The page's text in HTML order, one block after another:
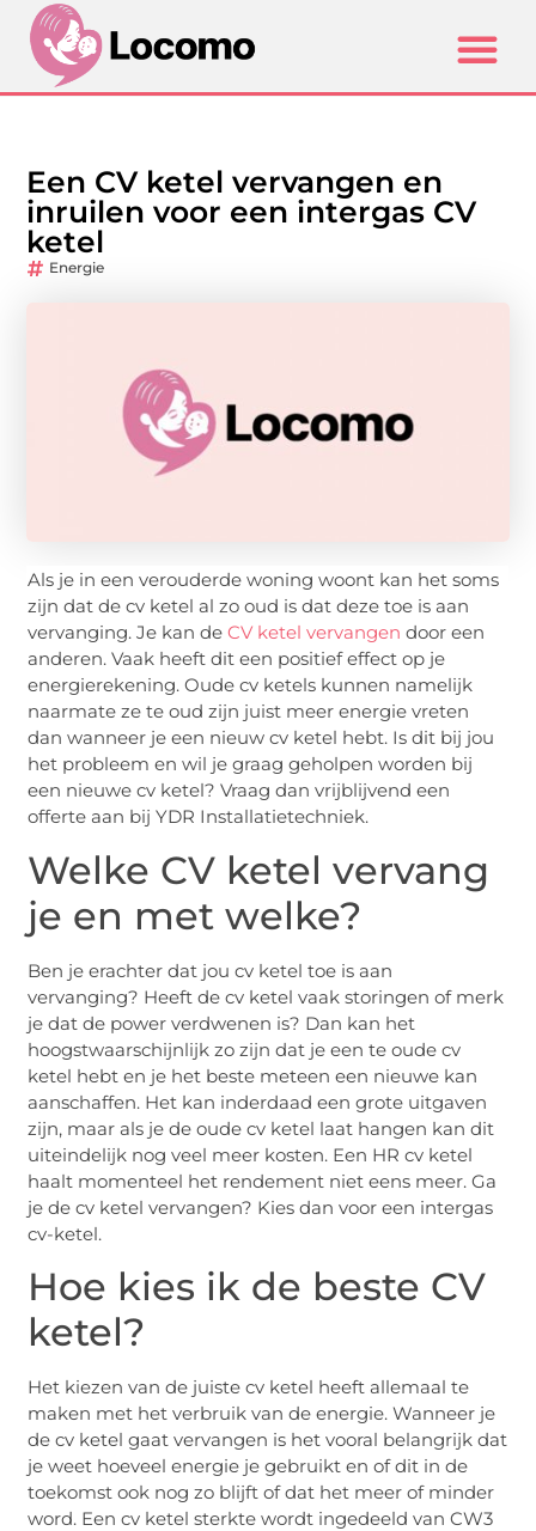
Een CV ketel vervangen en
inruilen voor een intergas CV
ketel
Energie
Als je in een verouderde woning woont kan het soms
zijn dat de cv ketel al zo oud is dat deze toe is aan
vervanging. Je kan deCV ketel vervangen door een
anderen. Vaak heeft dit een positief effect op je
energierekening. Oude cv ketels kunnen namelijk
naarmate ze te oud zijn juist meer energie vreten
dan wanneer je een nieuw cv ketel hebt. Is dit bij jou
het probleem en wil je graag geholpen worden bij
een nieuwe cv ketel? Vraag dan vrijblijvend een
offerte aan bij YDR Installatietechniek.
Welke CV ketel vervang
je en met welke?
Ben je erachter dat jou cv ketel toe is aan
vervanging? Heeft de cv ketel vaak storingen of merk
je dat de power verdwenen is? Dan kan het
hoogstwaarschijnlijk zo zijn dat je een te oude cv
ketel hebt en je het beste meteen een nieuwe kan
aanschaffen. Het kan inderdaad een grote uitgaven
zijn, maar als je de oude cv ketel laat hangen kan dit
uiteindelijk nog veel meer kosten. Een HR cv ketel
haalt momenteel het rendement niet eens meer. Ga
je de cv ketel vervangen? Kies dan voor een intergas
cv-ketel.
Hoe kies ik de beste CV
ketel?
Het kiezen van de juiste cv ketel heeft allemaal te
maken met het verbruik van de energie. Wanneer je
de cv ketel gaat vervangen is het vooral belangrijk dat
je weet hoeveel energie je gebruikt en of dit in de
toekomst ook nog zo blijft of dat het meer of minder
word. Een cv ketel sterkte wordt ingedeeld van CW3